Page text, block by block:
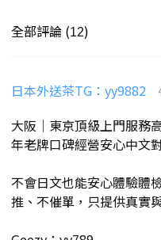
全部評論 (12)
日本外送茶TG：yy9882
大阪｜東京頂級上門服務
年老牌口碑經營安心中文
不會日文也能安心體驗體
推、不催單，只提供真實